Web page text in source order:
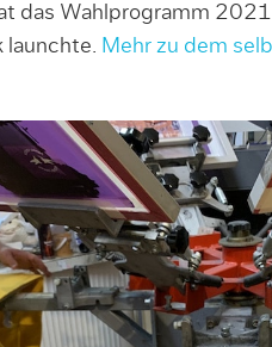
das Wahlprogramm
launchte. Mehr zu dem